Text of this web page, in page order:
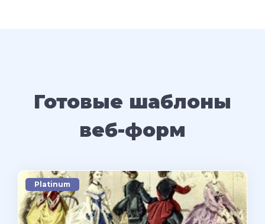
Готовые шаблоны
веб-форм
Platinum